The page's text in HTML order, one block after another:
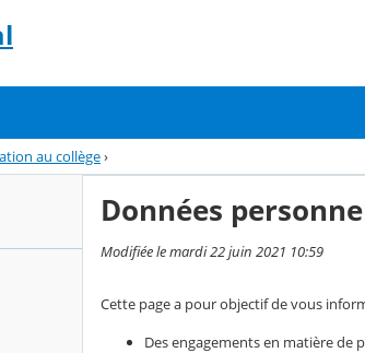
au collège›
Données
Modifiée le mardi 22 juin 2021 10:59
Cette page a pour objectif de vous
Des engagements en matière de